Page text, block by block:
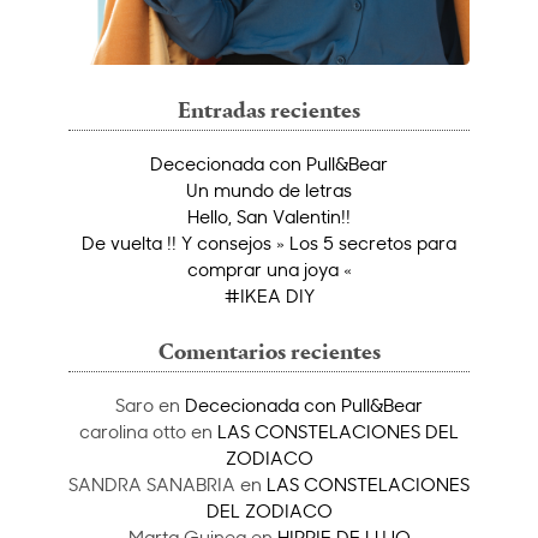
Entradas recientes
Dececionada con Pull&Bear
Un mundo de letras
Hello, San Valentin!!
De vuelta !! Y consejos » Los 5 secretos para
comprar una joya «
#IKEA DIY
Comentarios recientes
Saro en Dececionada con Pull&Bear
carolina otto en LAS CONSTELACIONES DEL
ZODIACO
SANDRA SANABRIA en LAS CONSTELACIONES
DEL ZODIACO